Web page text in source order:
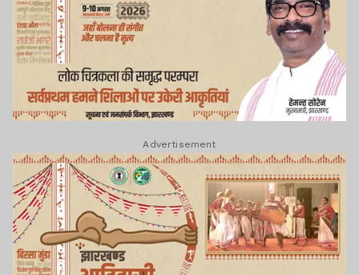
Advertisement